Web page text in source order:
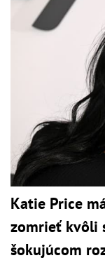
Katie Price
zomrieť kvôli
šokujúcom